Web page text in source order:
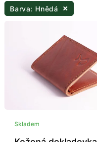
Barva: Hnědá
Skladem